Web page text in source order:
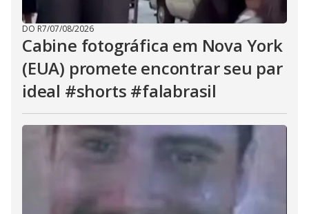
DO R7/07/08/2026
Cabine fotográfica em Nova York
(EUA) promete encontrar seu par
ideal #shorts #falabrasil